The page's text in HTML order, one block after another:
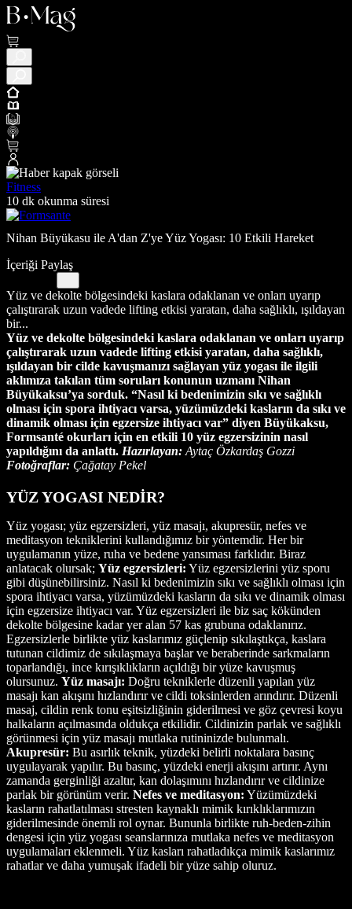
Fitness
10 dk okunma süresi
Nihan Büyükasu ile A'dan Z'ye Yüz Yogası: 10 Etkili Hareket
İçeriği Paylaş
Yüz ve dekolte bölgesindeki kaslara odaklanan ve onları uyarıp
çalıştırarak uzun vadede lifting etkisi yaratan, daha sağlıklı, ışıldayan
bir...
Yüz ve dekolte bölgesindeki kaslara odaklanan ve onları uyarıp
çalıştırarak uzun vadede lifting etkisi yaratan, daha sağlıklı,
ışıldayan bir cilde kavuşmanızı sağlayan yüz yogası ile ilgili
aklımıza takılan tüm soruları konunun uzmanı Nihan
Büyükaksu’ya sorduk. “Nasıl ki bedenimizin sıkı ve sağlıklı
olması için spora ihtiyacı varsa, yüzümüzdeki kasların da sıkı ve
dinamik olması için egzersize ihtiyacı var” diyen Büyükaksu,
Formsanté okurları için en etkili 10 yüz egzersizinin nasıl
yapıldığını da anlattı. Hazırlayan: Aytaç Özkardaş Gozzi
Fotoğraflar: Çağatay Pekel
YÜZ YOGASI NEDİR?
Yüz yogası; yüz egzersizleri, yüz masajı, akupresür, nefes ve
meditasyon tekniklerini kullandığımız bir yöntemdir. Her bir
uygulamanın yüze, ruha ve bedene yansıması farklıdır. Biraz
anlatacak olursak; Yüz egzersizleri: Yüz egzersizlerini yüz sporu
gibi düşünebilirsiniz. Nasıl ki bedenimizin sıkı ve sağlıklı olması için
spora ihtiyacı varsa, yüzümüzdeki kasların da sıkı ve dinamik olması
için egzersize ihtiyacı var. Yüz egzersizleri ile biz saç kökünden
dekolte bölgesine kadar yer alan 57 kas grubuna odaklanırız.
Egzersizlerle birlikte yüz kaslarımız güçlenip sıkılaştıkça, kaslara
tutunan cildimiz de sıkılaşmaya başlar ve beraberinde sarkmaların
toparlandığı, ince kırışıklıkların açıldığı bir yüze kavuşmuş
olursunuz. Yüz masajı: Doğru tekniklerle düzenli yapılan yüz
masajı kan akışını hızlandırır ve cildi toksinlerden arındırır. Düzenli
masaj, cildin renk tonu eşitsizliğinin giderilmesi ve göz çevresi koyu
halkaların açılmasında oldukça etkilidir. Cildinizin parlak ve sağlıklı
görünmesi için yüz masajı mutlaka rutininizde bulunmalı.
Akupresür: Bu asırlık teknik, yüzdeki belirli noktalara basınç
uygulayarak yapılır. Bu basınç, yüzdeki enerji akışını artırır. Aynı
zamanda gerginliği azaltır, kan dolaşımını hızlandırır ve cildinize
parlak bir görünüm verir. Nefes ve meditasyon: Yüzümüzdeki
kasların rahatlatılması stresten kaynaklı mimik kırıklıklarımızın
giderilmesinde önemli rol oynar. Bununla birlikte ruh-beden-zihin
dengesi için yüz yogası seanslarınıza mutlaka nefes ve meditasyon
uygulamaları eklenmeli. Yüz kasları rahatladıkça mimik kaslarımız
rahatlar ve daha yumuşak ifadeli bir yüze sahip oluruz.